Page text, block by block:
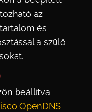
az
és
a szülő
beállítva
OpenDNS